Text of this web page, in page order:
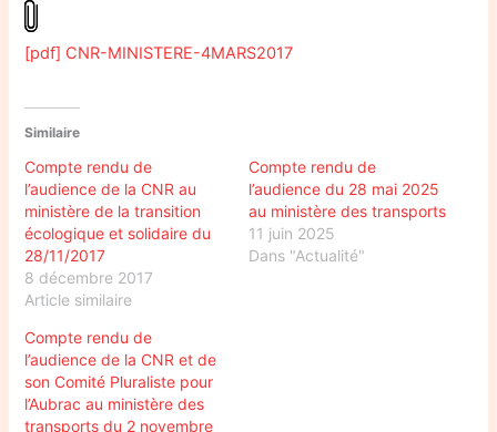
[pdf] CNR-MINISTERE-4MARS2017
Similaire
Compte rendu de
l’audience de la CNR au
ministère de la transition
écologique et solidaire du
28/11/2017
8 décembre 2017
Article similaire
Compte rendu de
l’audience du 28 mai 2025
au ministère des transports
11 juin 2025
Dans "Actualité"
Compte rendu de
l’audience de la CNR et de
son Comité Pluraliste pour
l’Aubrac au ministère des
transports du 2 novembre